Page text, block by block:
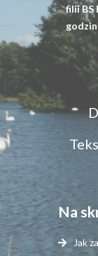
filii BS
Menu
dostępność
Na
Jak